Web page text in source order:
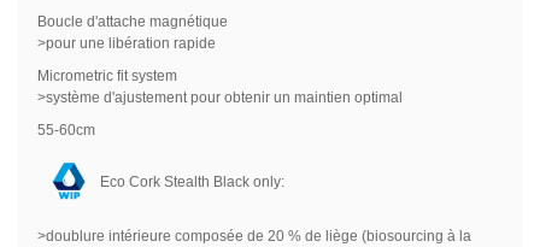
Boucle d'attache magnétique
>pour une libération rapide
Micrometric fit system
>système d'ajustement pour obtenir un maintien optimal
55-60cm
Eco Cork Stealth Black only:
>doublure intérieure composée de 20 % de liège (biosourcing à la